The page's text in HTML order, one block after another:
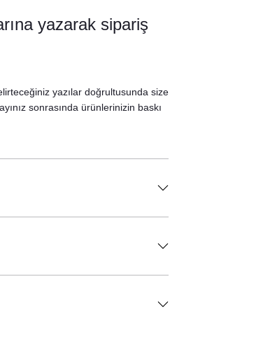
yazarak sipariş
yazılar doğrultusunda size
sonrasında ürünlerinizin baskı